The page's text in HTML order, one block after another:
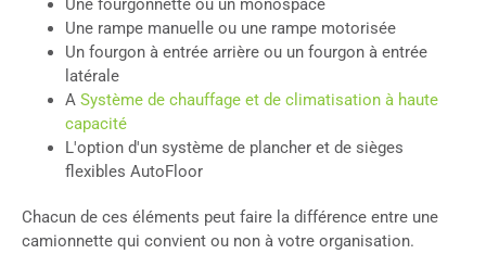
Une fourgonnette ou un monospace
Une rampe manuelle ou une rampe motorisée
Un fourgon à entrée arrière ou un fourgon à entrée
latérale
A Système de chauffage et de climatisation à haute
capacité
L'option d'un système de plancher et de sièges
flexibles AutoFloor
Chacun de ces éléments peut faire la différence entre une
camionnette qui convient ou non à votre organisation.